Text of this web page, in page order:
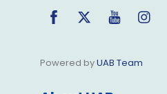
FacebookTwitter YouTube
Powered byUAB Team